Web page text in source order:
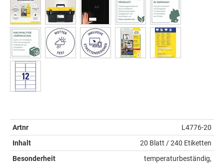
Artnr
L4776-20
Inhalt
20 Blatt / 240 Etiketten
Besonderheit
temperaturbeständig,